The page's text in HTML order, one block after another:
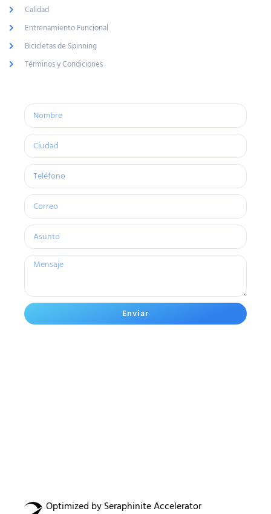
Calidad
Entrenamiento Funcional
Bicicletas de Spinning
Términos y Condiciones
Enviar
Optimized by Seraphinite Accelerator